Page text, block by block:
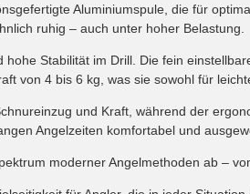
Aluminiumspule, die für
ruhig – auch unter hoher Belastung.
Stabilität im Drill. Die fein
von 4 bis 6 kg, was sie sowohl für
und Kraft, während der
Angelzeiten komfortabel und
moderner Angelmethoden ab –